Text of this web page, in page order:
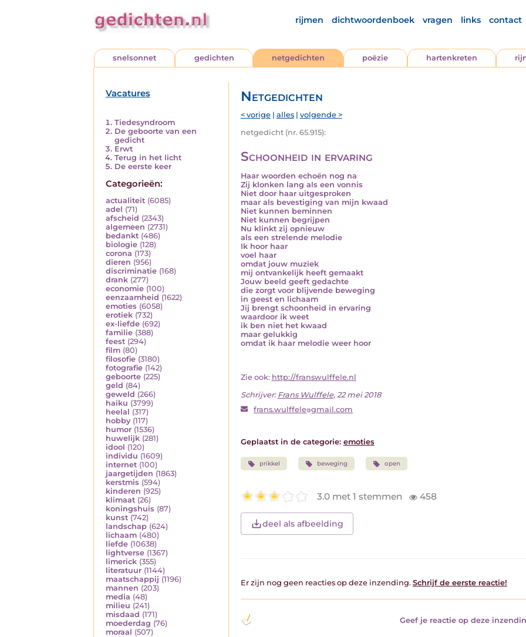
rijmen dichtwoordenboek vragen links contact
snelsonnet gedichten netgedichten poëzie hartenkreten
Vacatures
Tiedesyndroom
De geboorte van een
gedicht
Erwt
Terug in het licht
De eerste keer
Categorieën:
actualiteit (6085)
adel (71)
afscheid (2343)
algemeen (2731)
bedankt (486)
biologie (128)
corona (173)
dieren (956)
discriminatie (168)
drank (277)
economie (100)
eenzaamheid (1622)
emoties (6058)
erotiek (732)
ex-liefde (692)
familie (388)
feest (294)
film (80)
filosofie (3180)
fotografie (142)
geboorte (225)
geld (84)
geweld (266)
haiku (3799)
heelal (317)
hobby (117)
humor (1536)
huwelijk (281)
idool (120)
individu (1609)
internet (100)
jaargetijden (1863)
kerstmis (594)
kinderen (925)
klimaat (26)
koningshuis (87)
kunst (742)
landschap (624)
lichaam (480)
liefde (10638)
lightverse (1367)
limerick (355)
literatuur (1144)
maatschappij (1196)
mannen (203)
media (48)
milieu (241)
misdaad (171)
moederdag (76)
moraal (507)
Netgedichten
< vorige| alles| volgende >
netgedicht (nr. 65.915):
Schoonheid in ervaring
Haar woorden echoën nog na
Zij klonken lang als een vonnis
Niet door haar uitgesproken
maar als bevestiging van mijn kwaad
Niet kunnen beminnen
Niet kunnen begrijpen
Nu klinkt zij opnieuw
als een strelende melodie
Ik hoor haar
voel haar
omdat jouw muziek
mij ontvankelijk heeft gemaakt
Jouw beeld geeft gedachte
die zorgt voor blijvende beweging
in geest en lichaam
Jij brengt schoonheid in ervaring
waardoor ik weet
ik ben niet het kwaad
maar gelukkig
omdat ik haar melodie weer hoor
Zie ook: http://franswulffele.nl
Schrijver: Frans Wulffele, 22 mei 2018
frans.wulffele gmail.com
Geplaatst in de categorie: emoties
prikkel beweging open
3.0 met 1 stemmen 458
deel als afbeelding
Er zijn nog geen reacties op deze inzending. Schrijf de eerste reactie!
Geef je reactie op deze